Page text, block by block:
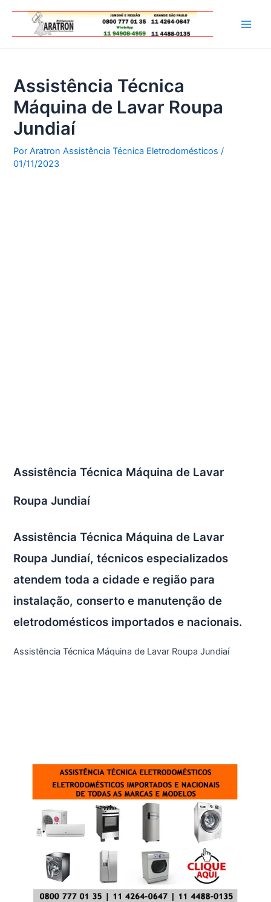
Assistência Técnica
Máquina de Lavar Roupa
Jundiaí
PorAratron Assistência Técnica Eletrodomésticos/
01/11/2023
Assistência Técnica Máquina de Lavar
Roupa Jundiaí
Assistência Técnica Máquina de Lavar
Roupa Jundiaí, técnicos especializados
atendem toda a cidade e região para
instalação, conserto e manutenção de
eletrodomésticos importados e nacionais.
Assistência Técnica Máquina de Lavar Roupa Jundiaí